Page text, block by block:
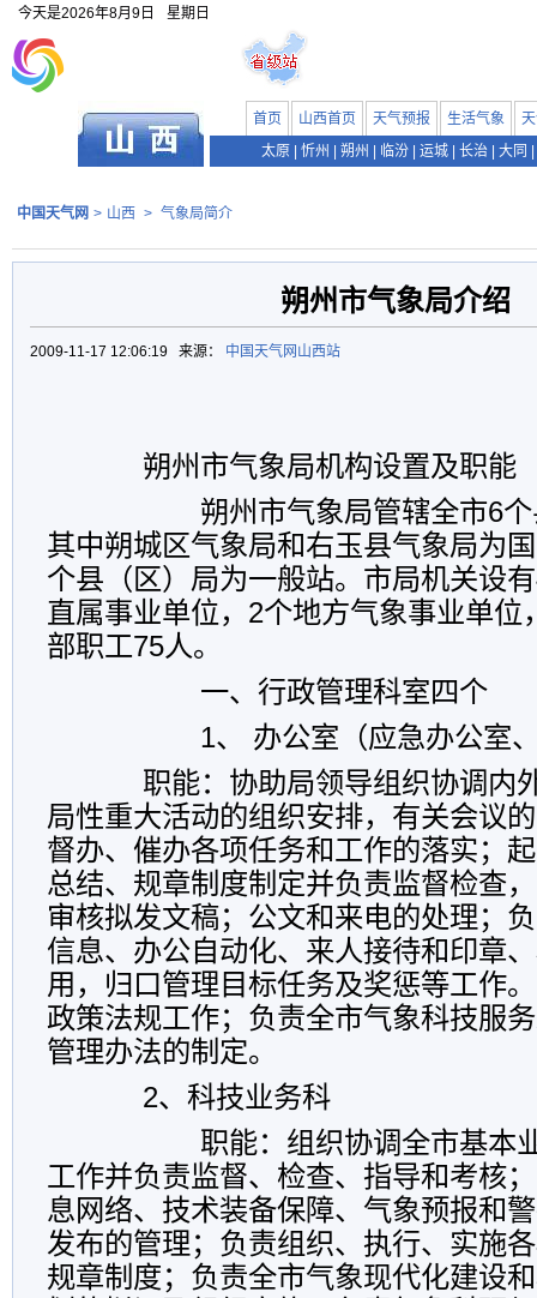
今天是2026年8月9日 星期日
首页 山西首页 天气预报 生活气象
太原
忻州 朔州 临汾 运城 长治 大同
中国天气网 > 山西 > 气象局简介
朔州市气象局介绍
2009-11-17 12:06:19 来源： 中国天气网山西站
朔州市气象局机构设置及职能
朔州市气象局管辖全市6
其中朔城区气象局和右玉县气象局为
个县（区）局为一般站。市局机关设有
直属事业单位， 2个地方气象事业单位
部职工75人。
一、行政管理科室四个
1、
办公室（应急办公室
职能：协助局领导组织协调内
局性重大活动的组织安排，有关会议
督办、催办各项任务和工作的落实；
总结、规章制度制定并负责监督检查
审核拟发文稿；公文和来电的处理；
信息、办公自动化、来人接待和印章
用，归口管理目标任务及奖惩等工作
政策法规工作；负责全市气象科技服
管理办法的制定。
2、科技业务科
职能：组织协调全市基本
工作并负责监督、检查、指导和考核
息网络、技术装备保障、气象预报和
发布的管理；负责组织、执行、实施
规章制度；负责全市气象现代化建设